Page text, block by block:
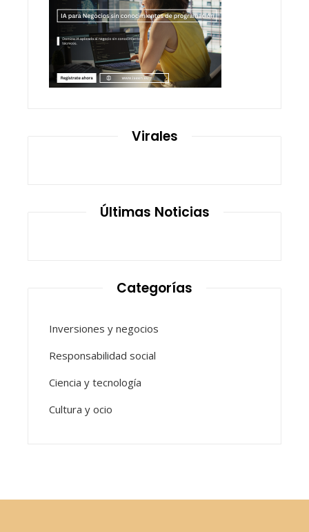
Virales
Últimas Noticias
Categorías
Inversiones y negocios
Responsabilidad social
Ciencia y tecnología
Cultura y ocio